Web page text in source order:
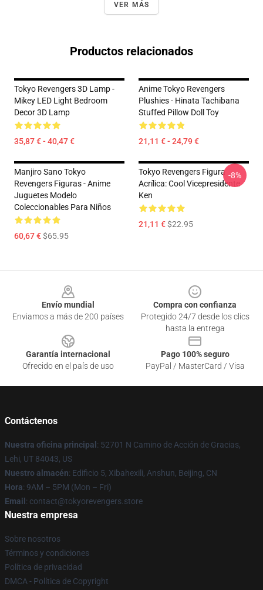
VER MÁS
Productos relacionados
Tokyo Revengers 3D Lamp -
Mikey LED Light Bedroom
Decor 3D Lamp
35,87 € - 40,47 €
Anime Tokyo Revengers
Plushies - Hinata Tachibana
Stuffed Pillow Doll Toy
21,11 € - 24,79 €
Manjiro Sano Tokyo
Revengers Figuras - Anime
Juguetes Modelo
Coleccionables Para Niños
60,67 €$65.95
Tokyo Revengers Figura
Acrílica: Cool Vicepresidente
Ken
21,11 €$22.95
-8%
Envío mundial
Enviamos a más de 200 países
Compra con confianza
Protegido 24/7 desde los clics
hasta la entrega
Garantía internacional
Ofrecido en el país de uso
Pago 100% seguro
PayPal / MasterCard / Visa
Contáctenos
Nuestra oficina principal : 52701 N Camino de Acción de Gracias,
Lehi, UT 84043, US
Nuestro almacén: Edificio 5, Xibahexili, Anshun, Beijing, CN
Hora: 9AM – 5PM (Mon – Fri)
Email : contact@tokyorevengers.store
Nuestra empresa
Sobre nosotros
Términos y condiciones
Política de privacidad
DMCA - Política de Copyright